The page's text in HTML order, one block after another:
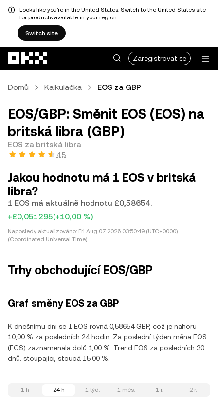
Looks like you're in the United States. Switch to the United States site
for products available in your region.
Switch site
Zaregistrovat se
Domů Kalkulačka EOS za GBP
EOS/GBP: Směnit EOS (EOS) na
britská libra (GBP)
EOS za britská libra
4,5
Jakou hodnotu má 1 EOS v britská
libra?
1 EOS má aktuálně hodnotu £0,58654.
+£0,051295(+10,00 %)
Naposledy aktualizováno: Fri Aug 07 2026 03:50:49 (UTC+0000)
(Coordinated Universal Time)
Trhy obchodující EOS/GBP
Graf směny EOS za GBP
K dnešnímu dni se 1 EOS rovná 0,58654 GBP, což je nahoru
10,00 % za posledních 24 hodin. Za poslední týden měna EOS
(EOS) zaznamenala dolů 1,00 %. Trend EOS za posledních 30
dnů: stoupající, stoupá 15,00 %.
1 h 24 h 1 týd. 1 měs. 1 r. 2 r.